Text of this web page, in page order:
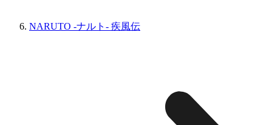
NARUTO -ナルト- 疾風伝